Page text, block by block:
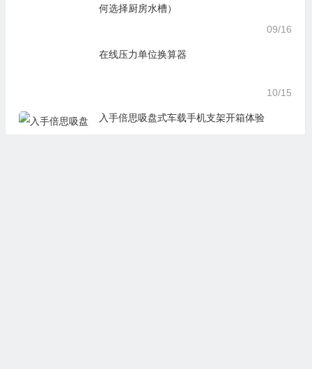
何选择厨房水槽）
09/16
在线压力单位换算器
10/15
入手倍思吸盘式车载手机支架开箱体验